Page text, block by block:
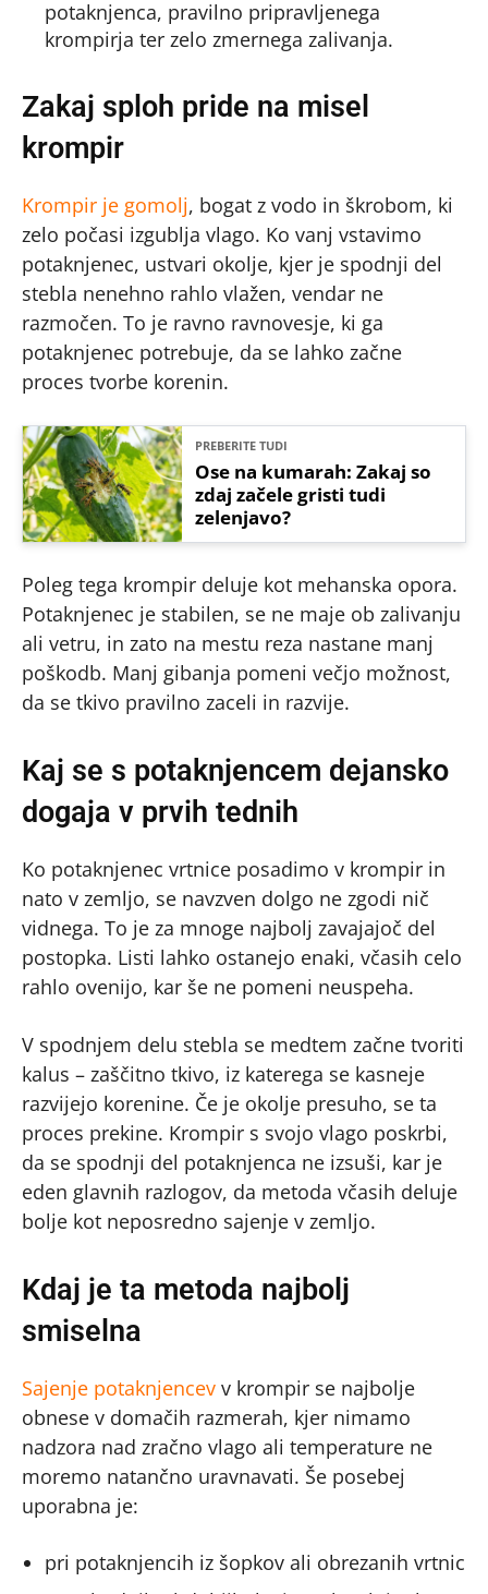
potaknjenca, pravilno pripravljenega
krompirja ter zelo zmernega zalivanja.
Zakaj sploh pride na misel
krompir
Krompir je gomolj, bogat z vodo in škrobom, ki
zelo počasi izgublja vlago. Ko vanj vstavimo
potaknjenec, ustvari okolje, kjer je spodnji del
stebla nenehno rahlo vlažen, vendar ne
razmočen. To je ravno ravnovesje, ki ga
potaknjenec potrebuje, da se lahko začne
proces tvorbe korenin.
PREBERITE TUDI
Ose na kumarah: Zakaj so
zdaj začele gristi tudi
zelenjavo?
Poleg tega krompir deluje kot mehanska opora.
Potaknjenec je stabilen, se ne maje ob zalivanju
ali vetru, in zato na mestu reza nastane manj
poškodb. Manj gibanja pomeni večjo možnost,
da se tkivo pravilno zaceli in razvije.
Kaj se s potaknjencem dejansko
dogaja v prvih tednih
Ko potaknjenec vrtnice posadimo v krompir in
nato v zemljo, se navzven dolgo ne zgodi nič
vidnega. To je za mnoge najbolj zavajajoč del
postopka. Listi lahko ostanejo enaki, včasih celo
rahlo ovenijo, kar še ne pomeni neuspeha.
V spodnjem delu stebla se medtem začne tvoriti
kalus – zaščitno tkivo, iz katerega se kasneje
razvijejo korenine. Če je okolje presuho, se ta
proces prekine. Krompir s svojo vlago poskrbi,
da se spodnji del potaknjenca ne izsuši, kar je
eden glavnih razlogov, da metoda včasih deluje
bolje kot neposredno sajenje v zemljo.
Kdaj je ta metoda najbolj
smiselna
Sajenje potaknjencev v krompir se najbolje
obnese v domačih razmerah, kjer nimamo
nadzora nad zračno vlago ali temperature ne
moremo natančno uravnavati. Še posebej
uporabna je:
pri potaknjencih iz šopkov ali obrezanih vrtnic